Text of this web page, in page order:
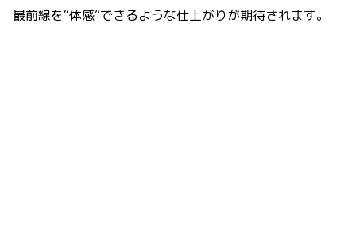
最前線を“体感”できるような仕上がりが期待されます。